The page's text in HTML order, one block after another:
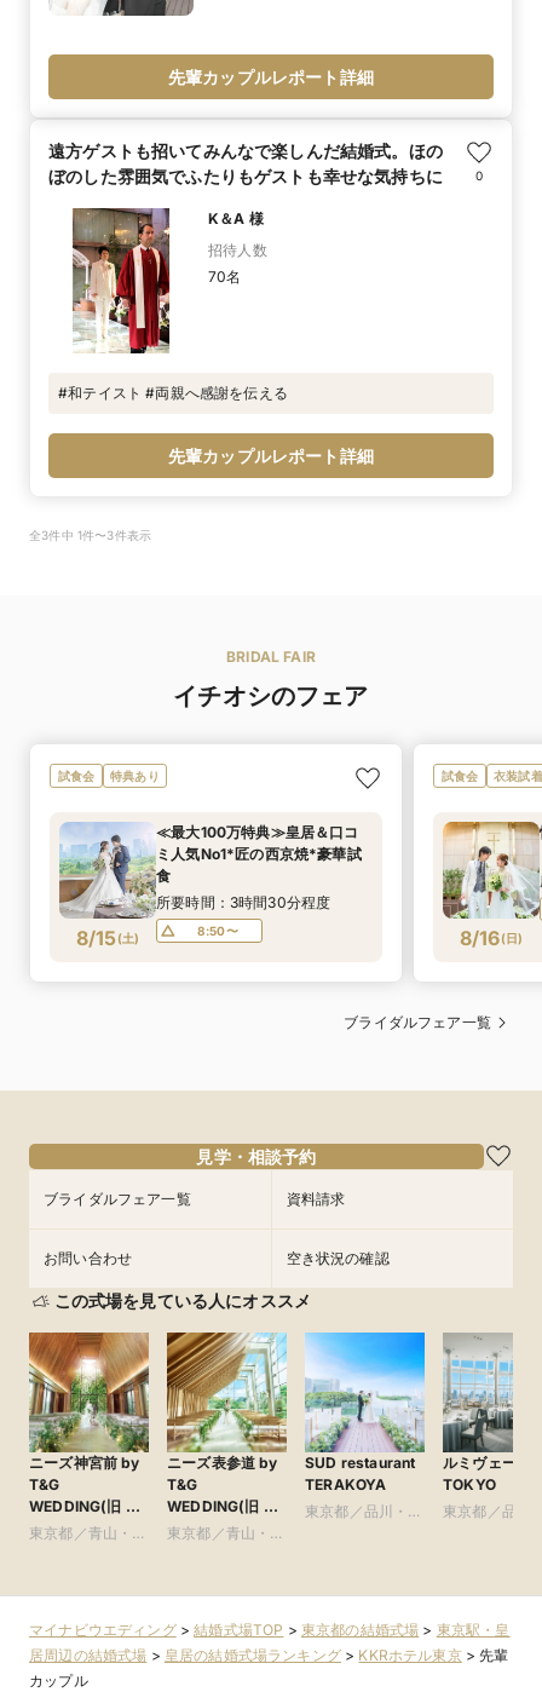
先輩カップルレポート詳細
遠方ゲストも招いてみんなで楽しんだ結婚式。ほの
ぼのした雰囲気でふたりもゲストも幸せな気持ちに
0
K＆A 様
招待人数
70名
#和テイスト #両親へ感謝を伝える
先輩カップルレポート詳細
全3件中 1件〜3件表示
BRIDAL FAIR
イチオシのフェア
試食会 特典あり
8/15(土)
≪最大100万特典≫皇居＆口コ
ミ人気No1*匠の西京焼*豪華試
食
所要時間：3時間30分程度
8:50〜
試食会 衣装試着
8/16(日)
ブライダルフェア一覧
見学・相談予約
ブライダルフェア一覧 資料請求
お問い合わせ 空き状況の確認
この式場を見ている人にオススメ
ニーズ神宮前 by
T&G
WEDDING(旧 ア
ルモニーソルーナ
東京都／青山・表
ニーズ表参道 by
T&G
WEDDING(旧 表
参道TERRACE)
東京都／青山・表
SUD restaurant
TERAKOYA
東京都／品川・目
ルミヴェール
TOKYO
東京都／品川
マイナビウエディング>結婚式場TOP > 東京都の結婚式場 > 東京駅・皇
居周辺の結婚式場 > 皇居の結婚式場ランキング> KKRホテル東京>先輩
カップル